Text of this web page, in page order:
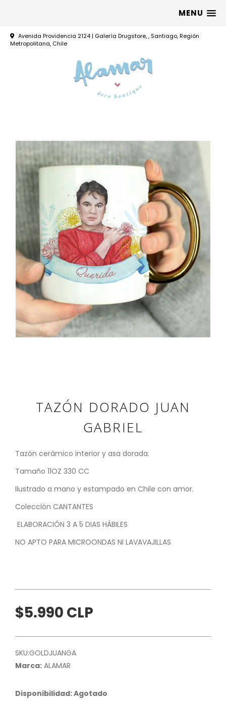
MENU
Avenida Providencia 2124 | Galería Drugstore, , Santiago, Región
Metropolitana, Chile
TAZÓN DORADO JUAN
GABRIEL
Tazón cerámico interior y asa dorada.
Tamaño 11OZ 330 CC
Ilustrado a mano y estampado en Chile con amor.
Colección CANTANTES
ELABORACIÓN 3 A 5 DIAS HÁBILES
NO APTO PARA MICROONDAS NI LAVAVAJILLAS
$5.990 CLP
SKU:GOLDJUANGA
Marca: ALAMAR
Disponibilidad: Agotado